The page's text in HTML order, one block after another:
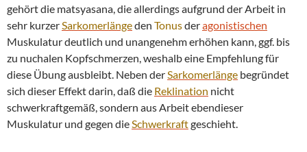
gehört die matsyasana, die allerdings aufgrund der Arbeit in
sehr kurzerSarkomerlängeden Tonusderagonistischen
Muskulatur deutlich und unangenehm erhöhen kann, ggf. bis
zu nuchalen Kopfschmerzen, weshalb eine Empfehlung für
diese Übung ausbleibt. Neben derSarkomerlänge begründet
sich dieser Effekt darin, daß die Reklination nicht
schwerkraftgemäß, sondern aus Arbeit ebendieser
Muskulatur und gegen dieSchwerkraftgeschieht.